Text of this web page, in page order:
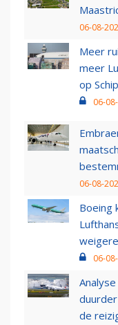
06-08-
Meer
meer
op
06-
06-08-
Boeing
06-
de